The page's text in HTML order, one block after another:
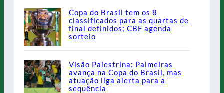
Copa do Brasil tem os 8
classificados para as quartas de
final definidos; CBF agenda
sorteio
Visão Palestrina: Palmeiras
avança na Copa do Brasil, mas
atuação liga alerta para a
sequência